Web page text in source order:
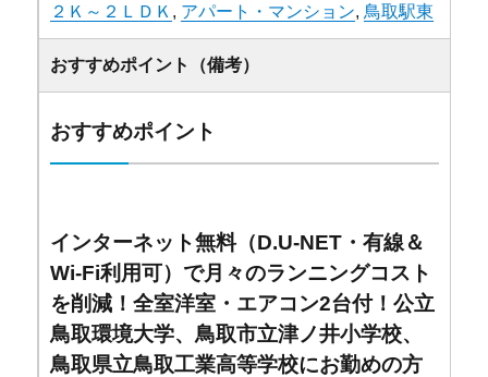
２Ｋ～２ＬＤＫ , アパート・マンション, 鳥取駅東
おすすめポイント（備考）
おすすめポイント
インターネット無料（D.U-NET・有線＆
Wi-Fi利用可）で月々のランニングコスト
を削減！全室洋室・エアコン2台付！公立
鳥取環境大学、鳥取市立津ノ井小学校、
鳥取県立鳥取工業高等学校にお勤めの方